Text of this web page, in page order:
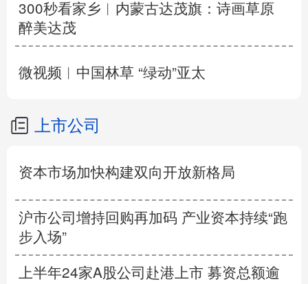
300秒看家乡︱内蒙古达茂旗：诗画草原
醉美达茂
微视频︱中国林草 “绿动”亚太
上市公司
资本市场加快构建双向开放新格局
沪市公司增持回购再加码 产业资本持续“跑
步入场”
上半年24家A股公司赴港上市 募资总额逾